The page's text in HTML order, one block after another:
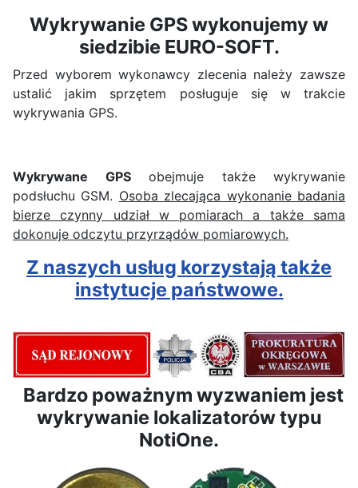
Wykrywanie GPS wykonujemy w
siedzibie EURO-SOFT.
Przed wyborem wykonawcy zlecenia należy zawsze
ustalić jakim sprzętem posługuje się w trakcie
wykrywania GPS.
Wykrywane GPSobejmuje także wykrywanie
podsłuchu GSM. Osoba zlecająca wykonanie badania
bierze czynny udział w pomiarach a także sama
dokonuje odczytu przyrządów pomiarowych.
Z naszych usług korzystają także
instytucje państwowe.
Bardzo poważnym wyzwaniem jest
wykrywanie lokalizatorów typu
NotiOne.